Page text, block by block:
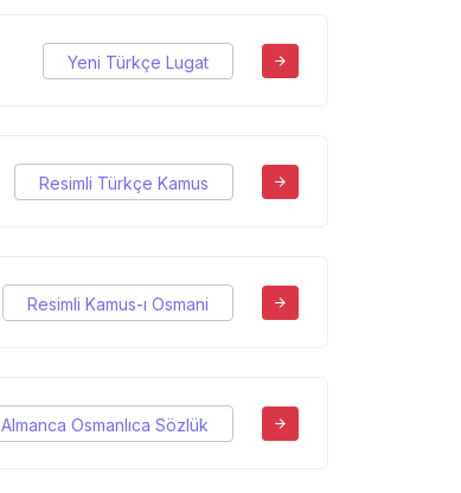
Yeni Türkçe Lugat
Resimli Türkçe Kamus
Resimli Kamus-ı Osmani
Almanca Osmanlıca Sözlük